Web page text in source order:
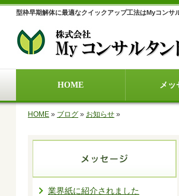
型枠早期解体に最適なクイックアップ工法はMyコンサ
HOME メッ
HOME » ブログ » お知らせ »
業界紙に紹介されました